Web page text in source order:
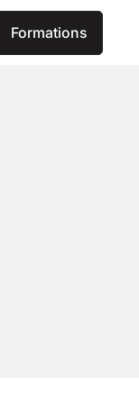
Formations